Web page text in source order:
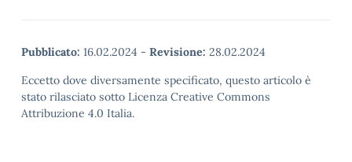
Pubblicato: 16.02.2024 - Revisione: 28.02.2024
Eccetto dove diversamente specificato, questo articolo è
stato rilasciato sotto Licenza Creative Commons
Attribuzione 4.0 Italia.